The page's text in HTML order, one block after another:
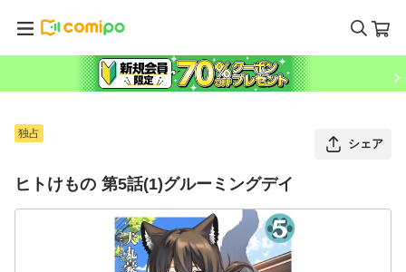
独占
シェア
ヒトけもの 第5話(1)グルーミングデイ